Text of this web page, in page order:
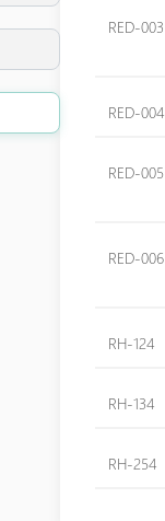
RED-003
RED-004
RED-005
RED-006
RH-124
RH-134
RH-254